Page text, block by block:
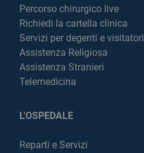
Percorso chirurgico live
Richiedi la cartella clinica
Servizi per degenti e visitatori
Assistenza Religiosa
Assistenza Stranieri
Telemedicina
L'OSPEDALE
Reparti e Servizi